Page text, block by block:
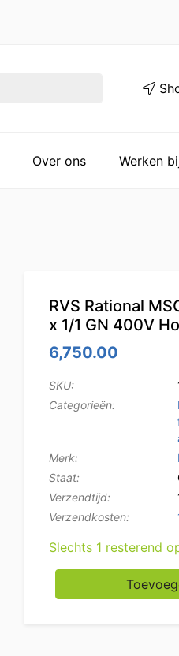
Over ons Werken
RVS Rational
x 1/1 GN 400V
6,750.00
SKU:
Categorieën:
Merk:
Staat:
Verzendtijd:
Verzendkosten:
Slechts 1 resterend
RVS Rational